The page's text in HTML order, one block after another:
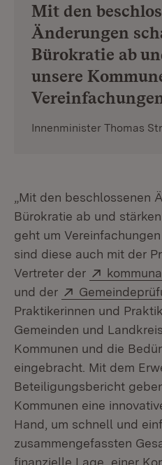
Mit den
Änderungen
Bürokratie ab
unsere
Innenminister Thomas
„Mit den beschlossenen
Bürokratie ab und
geht um
sind diese auch mit der
Vertreter der
Extern:
und der
Extern:
Praktikerinnen und
Gemeinden und
Kommunen und die
eingebracht. Mit dem
Beteiligungsbericht
Kommunen eine
Hand, um schnell und
zusammengefassten
finanzielle Lage einer